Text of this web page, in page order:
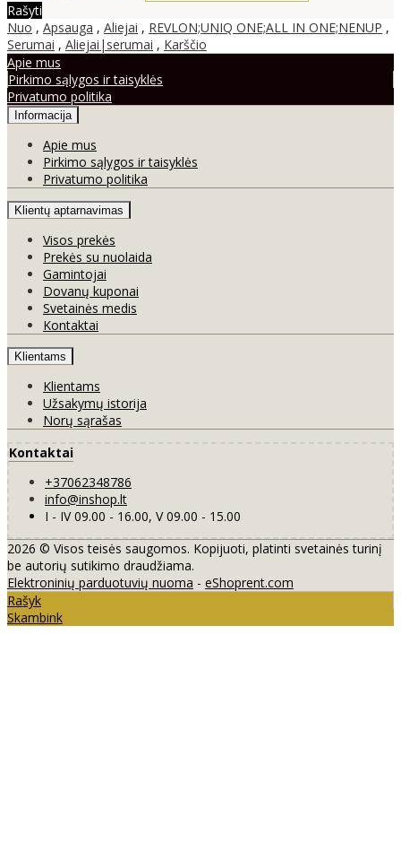
Rašyti
Nuo , Apsauga , Aliejai , REVLON;UNIQ ONE;ALL IN ONE;NENUP ,
Serumai , Aliejai|serumai , Karščio
Apie mus
Pirkimo sąlygos ir taisyklės
Privatumo politika
Informacija
Apie mus
Pirkimo sąlygos ir taisyklės
Privatumo politika
Klientų aptarnavimas
Visos prekės
Prekės su nuolaida
Gamintojai
Dovanų kuponai
Svetainės medis
Kontaktai
Klientams
Klientams
Užsakymų istorija
Norų sąrašas
Kontaktai
+37062348786
info@inshop.lt
I - IV 09.00 - 16.00, V 09.00 - 15.00
2026 © Visos teisės saugomos. Kopijuoti, platinti svetainės turinį
be autorių sutikimo draudžiama.
Elektroninių parduotuvių nuoma - eShoprent.com
Rašyk
Skambink